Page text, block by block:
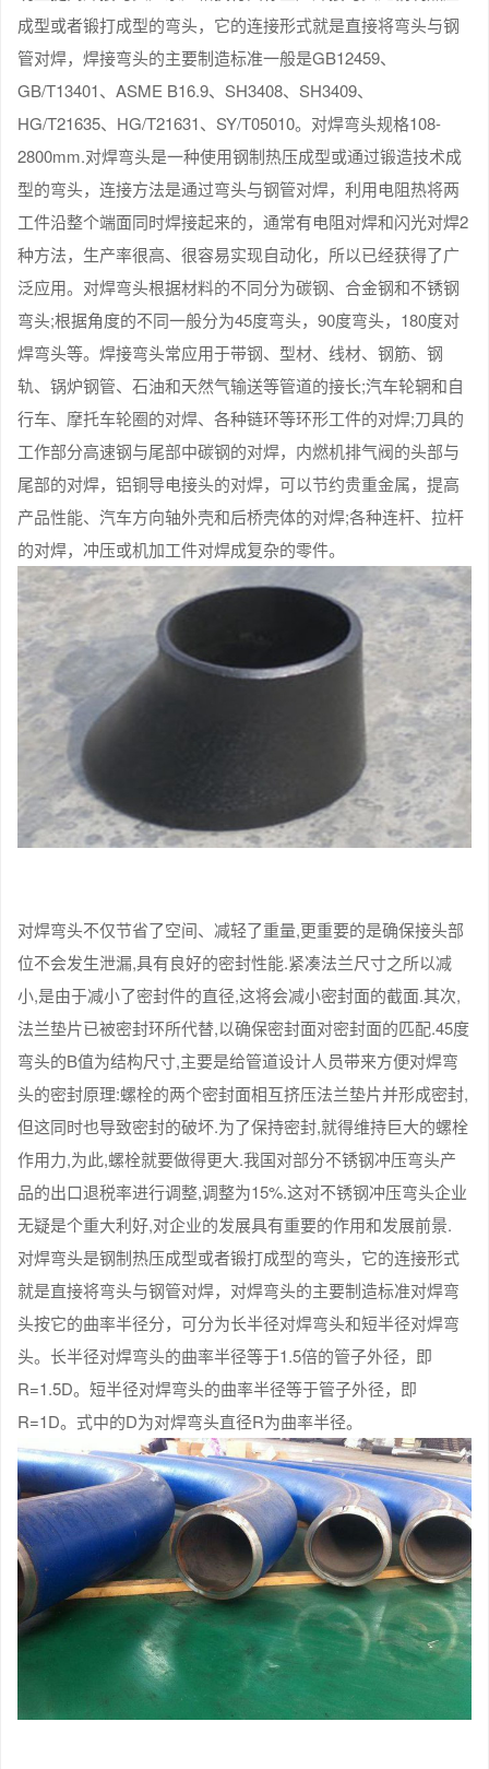
成型或者锻打成型的弯头，它的连接形式就是直接将弯头与钢
管对焊，焊接弯头的主要制造标准一般是GB12459、
GB/T13401、ASME B16.9、SH3408、SH3409、
HG/T21635、HG/T21631、SY/T05010。对焊弯头规格108-
2800mm.对焊弯头是一种使用钢制热压成型或通过锻造技术成
型的弯头，连接方法是通过弯头与钢管对焊，利用电阻热将两
工件沿整个端面同时焊接起来的，通常有电阻对焊和闪光对焊2
种方法，生产率很高、很容易实现自动化，所以已经获得了广
泛应用。对焊弯头根据材料的不同分为碳钢、合金钢和不锈钢
弯头;根据角度的不同一般分为45度弯头，90度弯头，180度对
焊弯头等。焊接弯头常应用于带钢、型材、线材、钢筋、钢
轨、锅炉钢管、石油和天然气输送等管道的接长;汽车轮辋和自
行车、摩托车轮圈的对焊、各种链环等环形工件的对焊;刀具的
工作部分高速钢与尾部中碳钢的对焊，内燃机排气阀的头部与
尾部的对焊，铝铜导电接头的对焊，可以节约贵重金属，提高
产品性能、汽车方向轴外壳和后桥壳体的对焊;各种连杆、拉杆
的对焊，冲压或机加工件对焊成复杂的零件。
对焊弯头不仅节省了空间、减轻了重量,更重要的是确保接头部
位不会发生泄漏,具有良好的密封性能.紧凑法兰尺寸之所以减
小,是由于减小了密封件的直径,这将会减小密封面的截面.其次,
法兰垫片已被密封环所代替,以确保密封面对密封面的匹配.45度
弯头的B值为结构尺寸,主要是给管道设计人员带来方便对焊弯
头的密封原理:螺栓的两个密封面相互挤压法兰垫片并形成密封,
但这同时也导致密封的破坏.为了保持密封,就得维持巨大的螺栓
作用力,为此,螺栓就要做得更大.我国对部分不锈钢冲压弯头产
品的出口退税率进行调整,调整为15%.这对不锈钢冲压弯头企业
无疑是个重大利好,对企业的发展具有重要的作用和发展前景.
对焊弯头是钢制热压成型或者锻打成型的弯头，它的连接形式
就是直接将弯头与钢管对焊，对焊弯头的主要制造标准对焊弯
头按它的曲率半径分，可分为长半径对焊弯头和短半径对焊弯
头。长半径对焊弯头的曲率半径等于1.5倍的管子外径，即
R=1.5D。短半径对焊弯头的曲率半径等于管子外径，即
R=1D。式中的D为对焊弯头直径R为曲率半径。